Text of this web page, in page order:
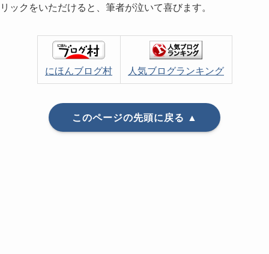
リックをいただけると、筆者が泣いて喜びます。
にほんブログ村 人気ブログランキング
このページの先頭に戻る ▲